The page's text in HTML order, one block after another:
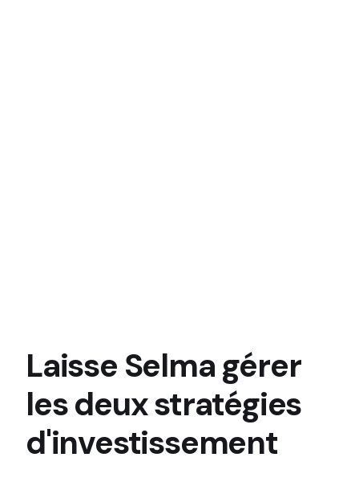
Laisse Selma gérer
les deux stratégies
d'investissement